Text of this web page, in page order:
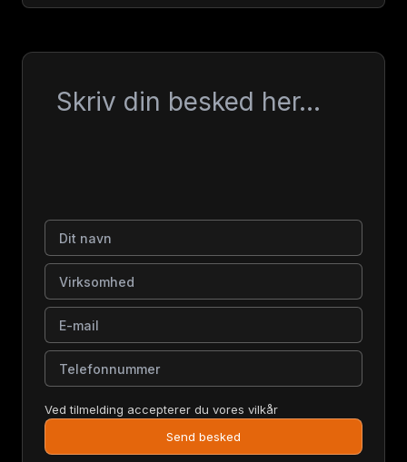
Dit navn
Virksomhed
E-mail
Telefonnummer
Ved tilmelding accepterer du vores vilkår
Send besked